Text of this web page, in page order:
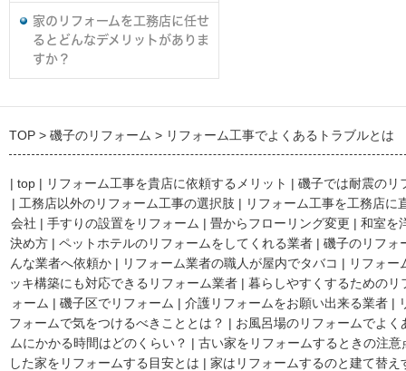
家のリフォームを工務店に任せ
るとどんなデメリットがありま
すか？
TOP 磯子のリフォーム リフォーム工事でよくあるトラブルとは
| top | リフォーム工事を貴店に依頼するメリット | 磯子では耐震のリ
| 工務店以外のリフォーム工事の選択肢 | リフォーム工事を工務店に
会社 | 手すりの設置をリフォーム | 畳からフローリング変更 | 和室を
決め方 | ペットホテルのリフォームをしてくれる業者 | 磯子のリフォ
んな業者へ依頼か | リフォーム業者の職人が屋内でタバコ | リフォー
ッキ構築にも対応できるリフォーム業者 | 暮らしやすくするためのリ
ォーム | 磯子区でリフォーム | 介護リフォームをお願い出来る業者 |
フォームで気をつけるべきこととは？ | お風呂場のリフォームでよく
ムにかかる時間はどのくらい？ | 古い家をリフォームするときの注意
した家をリフォームする目安とは | 家はリフォームするのと建て替